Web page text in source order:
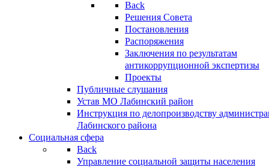
Back
Решения Совета
Постановления
Распоряжения
Заключения по результатам
антикоррупционной экспертизы
Проекты
Публичные слушания
Устав МО Лабинский район
Инструкция по делопроизводству
Лабинского района
Социальная сфера
Back
Управление социальной защиты населения